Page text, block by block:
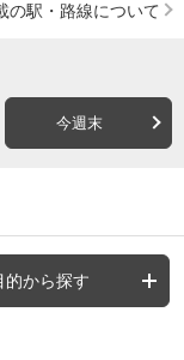
の駅・路線について
今週末
的から探す